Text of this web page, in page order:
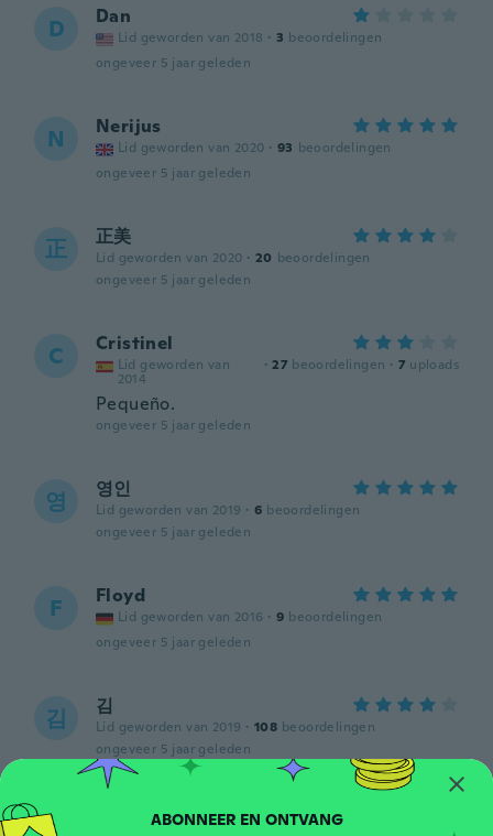
D Dan
Lid geworden van 2018 · 3 beoordelingen
ongeveer 5 jaar geleden
N Nerijus
Lid geworden van 2020 · 93 beoordelingen
ongeveer 5 jaar geleden
正 正美
Lid geworden van 2020 · 20 beoordelingen
ongeveer 5 jaar geleden
C Cristinel
Lid geworden van
2014
· 27 beoordelingen · 7 uploads
Pequeño.
ongeveer 5 jaar geleden
영 영인
Lid geworden van 2019 · 6 beoordelingen
ongeveer 5 jaar geleden
F Floyd
Lid geworden van 2016 · 9 beoordelingen
ongeveer 5 jaar geleden
김 김
Lid geworden van 2019 · 108 beoordelingen
ongeveer 5 jaar geleden
D Dominique ABONNEER EN ONTVANG